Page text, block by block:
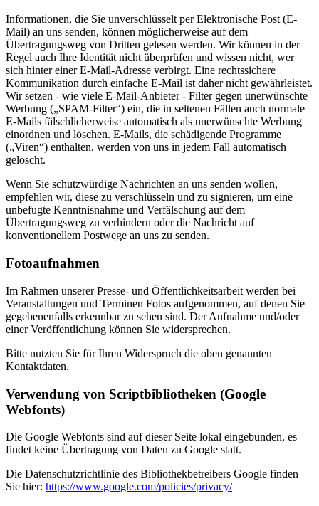
Informationen, die Sie unverschlüsselt per Elektronische Post (E-
Mail) an uns senden, können möglicherweise auf dem
Übertragungsweg von Dritten gelesen werden. Wir können in der
Regel auch Ihre Identität nicht überprüfen und wissen nicht, wer
sich hinter einer E-Mail-Adresse verbirgt. Eine rechtssichere
Kommunikation durch einfache E-Mail ist daher nicht gewährleistet.
Wir setzen - wie viele E-Mail-Anbieter - Filter gegen unerwünschte
Werbung („SPAM-Filter“) ein, die in seltenen Fällen auch normale
E-Mails fälschlicherweise automatisch als unerwünschte Werbung
einordnen und löschen. E-Mails, die schädigende Programme
(„Viren“) enthalten, werden von uns in jedem Fall automatisch
gelöscht.
Wenn Sie schutzwürdige Nachrichten an uns senden wollen,
empfehlen wir, diese zu verschlüsseln und zu signieren, um eine
unbefugte Kenntnisnahme und Verfälschung auf dem
Übertragungsweg zu verhindern oder die Nachricht auf
konventionellem Postwege an uns zu senden.
Fotoaufnahmen
Im Rahmen unserer Presse- und Öffentlichkeitsarbeit werden bei
Veranstaltungen und Terminen Fotos aufgenommen, auf denen Sie
gegebenenfalls erkennbar zu sehen sind. Der Aufnahme und/oder
einer Veröffentlichung können Sie widersprechen.
Bitte nutzten Sie für Ihren Widerspruch die oben genannten
Kontaktdaten.
Verwendung von Scriptbibliotheken (Google
Webfonts)
Die Google Webfonts sind auf dieser Seite lokal eingebunden, es
findet keine Übertragung von Daten zu Google statt.
Die Datenschutzrichtlinie des Bibliothekbetreibers Google finden
Sie hier: https://www.google.com/policies/privacy/